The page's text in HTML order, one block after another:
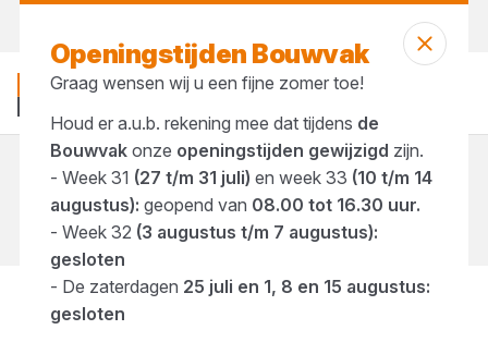
Merken Construq
Openingstijden Bouwvak
Graag wensen wij u een fijne zomer toe!
Houd er a.u.b. rekening mee dat tijdens de
Bouwvakonze openingstijden gewijzigd zijn.
- Week 31 (27 t/m 31 juli) en week 33 (10 t/m 14
augustus): geopend van 08.00 tot 16.30 uur.
- Week 32 (3 augustus t/m 7 augustus):
gesloten
- De zaterdagen 25 juli en 1, 8 en 15 augustus:
gesloten